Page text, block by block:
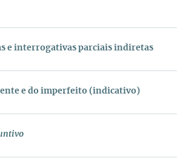
e interrogativas parciais indiretas
e do imperfeito (indicativo)